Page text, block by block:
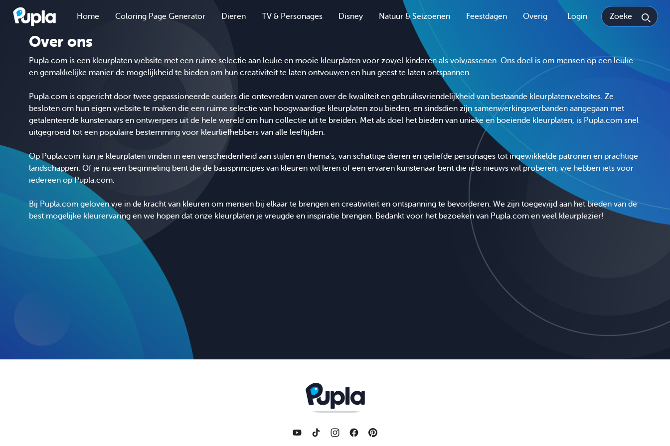
Home Coloring Page Generator Dieren TV & Personages Disney Natuur & Seizoenen Feestdagen Overig Login
Over ons
Pupla.com is een kleurplaten website met een ruime selectie aan leuke en mooie kleurplaten voor zowel kinderen als volwassenen. Ons doel is om mensen op een leuke
en gemakkelijke manier de mogelijkheid te bieden om hun creativiteit te laten ontvouwen en hun geest te laten ontspannen.
Pupla.com is opgericht door twee gepassioneerde ouders die ontevreden waren over de kwaliteit en gebruiksvriendelijkheid van bestaande kleurplatenwebsites. Ze
besloten om hun eigen website te maken die een ruime selectie van hoogwaardige kleurplaten zou bieden, en sindsdien zijn samenwerkingsverbanden aangegaan met
getalenteerde kunstenaars en ontwerpers uit de hele wereld om hun collectie uit te breiden. Met als doel het bieden van unieke en boeiende kleurplaten, is Pupla.com snel
uitgegroeid tot een populaire bestemming voor kleurliefhebbers van alle leeftijden.
Op Pupla.com kun je kleurplaten vinden in een verscheidenheid aan stijlen en thema's, van schattige dieren en geliefde personages tot ingewikkelde patronen en prachtige
landschappen. Of je nu een beginneling bent die de basisprincipes van kleuren wil leren of een ervaren kunstenaar bent die iets nieuws wil proberen, we hebben iets voor
iedereen op Pupla.com.
Bij Pupla.com geloven we in de kracht van kleuren om mensen bij elkaar te brengen en creativiteit en ontspanning te bevorderen. We zijn toegewijd aan het bieden van de
best mogelijke kleurervaring en we hopen dat onze kleurplaten je vreugde en inspiratie brengen. Bedankt voor het bezoeken van Pupla.com en veel kleurplezier!